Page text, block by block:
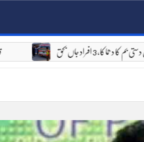
دستی بم کا دھماکا، 3 افراد جاں بحق